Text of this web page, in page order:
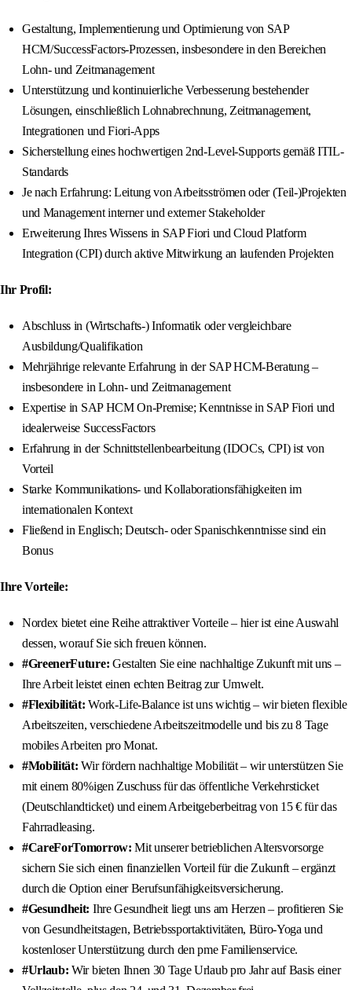
Gestaltung, Implementierung und Optimierung von SAP
HCM/SuccessFactors-Prozessen, insbesondere in den Bereichen
Lohn- und Zeitmanagement
Unterstützung und kontinuierliche Verbesserung bestehender
Lösungen, einschließlich Lohnabrechnung, Zeitmanagement,
Integrationen und Fiori-Apps
Sicherstellung eines hochwertigen 2nd-Level-Supports gemäß ITIL-
Standards
Je nach Erfahrung: Leitung von Arbeitsströmen oder (Teil-)Projekten
und Management interner und externer Stakeholder
Erweiterung Ihres Wissens in SAP Fiori und Cloud Platform
Integration (CPI) durch aktive Mitwirkung an laufenden Projekten
Ihr Profil:
Abschluss in (Wirtschafts-) Informatik oder vergleichbare
Ausbildung/Qualifikation
Mehrjährige relevante Erfahrung in der SAP HCM-Beratung –
insbesondere in Lohn- und Zeitmanagement
Expertise in SAP HCM On-Premise; Kenntnisse in SAP Fiori und
idealerweise SuccessFactors
Erfahrung in der Schnittstellenbearbeitung (IDOCs, CPI) ist von
Vorteil
Starke Kommunikations- und Kollaborationsfähigkeiten im
internationalen Kontext
Fließend in Englisch; Deutsch- oder Spanischkenntnisse sind ein
Bonus
Ihre Vorteile:
Nordex bietet eine Reihe attraktiver Vorteile – hier ist eine Auswahl
dessen, worauf Sie sich freuen können.
#GreenerFuture: Gestalten Sie eine nachhaltige Zukunft mit uns –
Ihre Arbeit leistet einen echten Beitrag zur Umwelt.
#Flexibilität: Work-Life-Balance ist uns wichtig – wir bieten flexible
Arbeitszeiten, verschiedene Arbeitszeitmodelle und bis zu 8 Tage
mobiles Arbeiten pro Monat.
#Mobilität: Wir fördern nachhaltige Mobilität – wir unterstützen Sie
mit einem 80%igen Zuschuss für das öffentliche Verkehrsticket
(Deutschlandticket) und einem Arbeitgeberbeitrag von 15 € für das
Fahrradleasing.
#CareForTomorrow: Mit unserer betrieblichen Altersvorsorge
sichern Sie sich einen finanziellen Vorteil für die Zukunft – ergänzt
durch die Option einer Berufsunfähigkeitsversicherung.
#Gesundheit: Ihre Gesundheit liegt uns am Herzen – profitieren Sie
von Gesundheitstagen, Betriebssportaktivitäten, Büro-Yoga und
kostenloser Unterstützung durch den pme Familienservice.
#Urlaub: Wir bieten Ihnen 30 Tage Urlaub pro Jahr auf Basis einer